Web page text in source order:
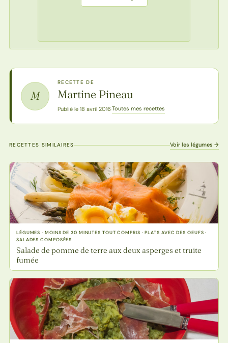
M
RECETTE DE
Martine Pineau
Publié le 18 avril 2016·Toutes mes recettes
RECETTES SIMILAIRES Voir les légumes →
LÉGUMES · MOINS DE 30 MINUTES TOUT COMPRIS · PLATS AVEC DES OEUFS ·
SALADES COMPOSÉES
Salade de pomme de terre aux deux asperges et truite
fumée